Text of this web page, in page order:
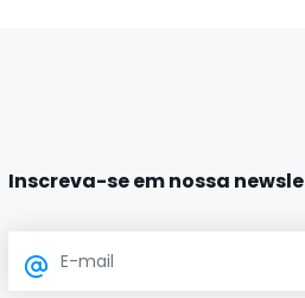
Inscreva-se em nossa